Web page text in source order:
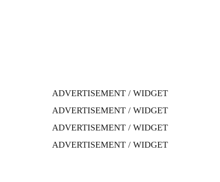
ADVERTISEMENT / WIDGET
ADVERTISEMENT / WIDGET
ADVERTISEMENT / WIDGET
ADVERTISEMENT / WIDGET